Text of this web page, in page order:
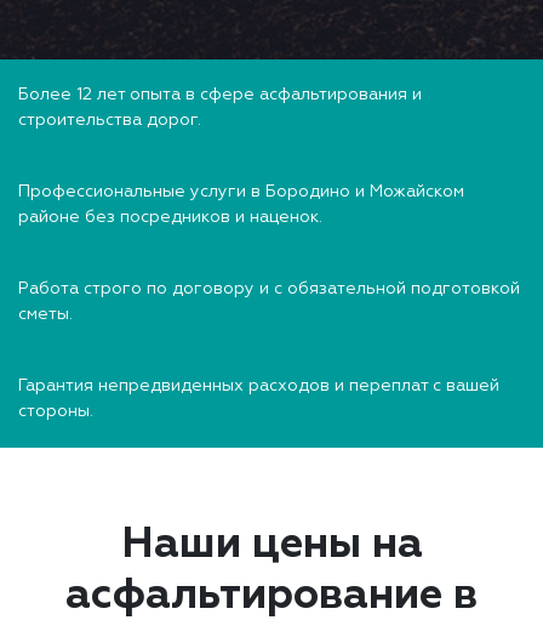
Более 12 лет опыта в сфере асфальтирования и
строительства дорог.
Профессиональные услуги в Бородино и Можайском
районе без посредников и наценок.
Работа строго по договору и с обязательной подготовкой
сметы.
Гарантия непредвиденных расходов и переплат с вашей
стороны.
Наши цены на
асфальтирование в